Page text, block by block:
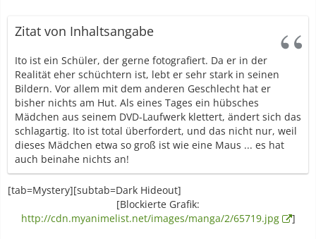
Zitat von Inhaltsangabe
Ito ist ein Schüler, der gerne fotografiert. Da er in der
Realität eher schüchtern ist, lebt er sehr stark in seinen
Bildern. Vor allem mit dem anderen Geschlecht hat er
bisher nichts am Hut. Als eines Tages ein hübsches
Mädchen aus seinem DVD-Laufwerk klettert, ändert sich das
schlagartig. Ito ist total überfordert, und das nicht nur, weil
dieses Mädchen etwa so groß ist wie eine Maus ... es hat
auch beinahe nichts an!
[tab=Mystery][subtab=Dark Hideout]
[Blockierte Grafik:
http://cdn.myanimelist.net/images/manga/2/65719.jpg
]